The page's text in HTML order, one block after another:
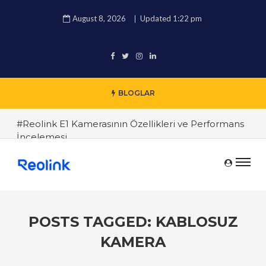
August 8, 2026 Updated 1:22 pm
BLOGLAR
#Reolink E1 Kamerasının Özellikleri ve Performans
İncelemesi
#Reolink IP Kamerası ile Güvenliğinizin Kontrolünü
Elinizde Tutun
#Reolink Kameraları ile Ev Güvenliğinizi Artırmanın
POSTS TAGGED: KABLOSUZ
KAMERA